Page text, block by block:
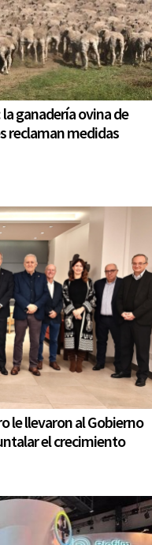
ganadería ovina de
reclaman medidas
le llevaron al Gobierno
el crecimiento